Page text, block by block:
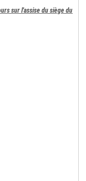
sur l'assise du siège du